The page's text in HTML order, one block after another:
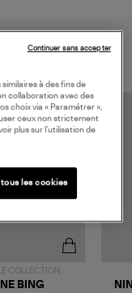
COLLECTION
BING
à des fins de
collaboration avec des
choix via « Paramétrer »,
ceux non strictement
plus sur l’utilisation de
les cookies
Continuer sans accepter